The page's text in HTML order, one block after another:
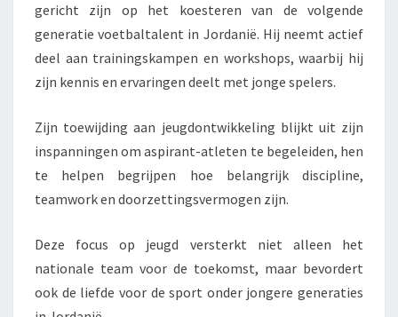
gericht zijn op het koesteren van de volgende
generatie voetbaltalent in Jordanië. Hij neemt actief
deel aan trainingskampen en workshops, waarbij hij
zijn kennis en ervaringen deelt met jonge spelers.
Zijn toewijding aan jeugdontwikkeling blijkt uit zijn
inspanningen om aspirant-atleten te begeleiden, hen
te helpen begrijpen hoe belangrijk discipline,
teamwork en doorzettingsvermogen zijn.
Deze focus op jeugd versterkt niet alleen het
nationale team voor de toekomst, maar bevordert
ook de liefde voor de sport onder jongere generaties